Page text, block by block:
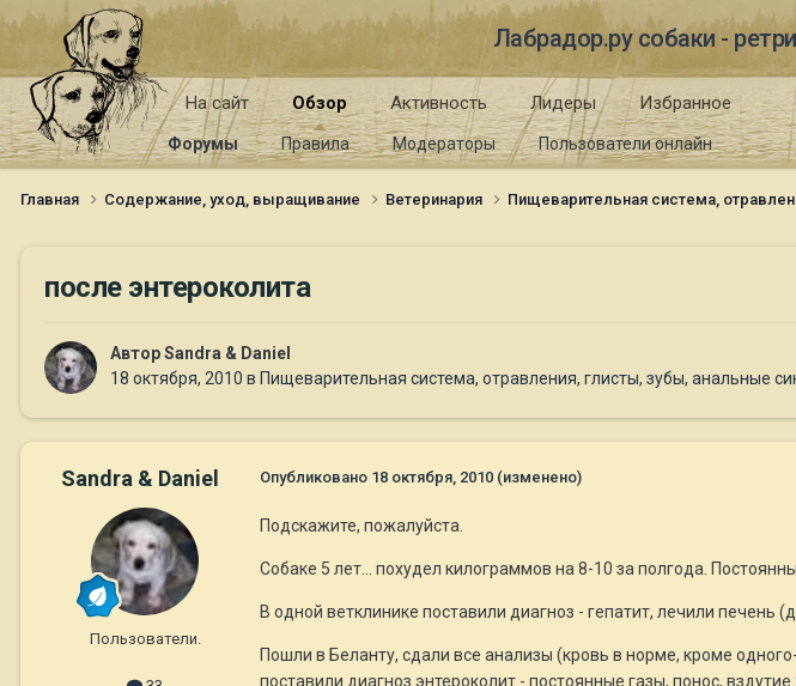
Лабрадор.ру собаки -
На сайт Обзор
Форумы Правила Модераторы Пользователи онлайн
Активность Лидеры Избранное
Главная Содержание, уход, выращивание Ветеринария Пищеварительная система,
после энтероколита
АвторSandra & Daniel
18 октября, 2010 в Пищеварительная система, отравления, глисты, зубы, анальные
Sandra & Daniel
Пользователи.
Опубликовано 18 октября, 2010 (изменено)
Подскажите, пожалуйста.
Собаке 5 лет... похудел килограммов на 8-10 за полгода.
В одной ветклинике поставили диагноз - гепатит, лечили печень
Пошли в Беланту, сдали все анализы (кровь в норме, кроме
поставили диагноз энтероколит - постоянные газы, понос, вздутие